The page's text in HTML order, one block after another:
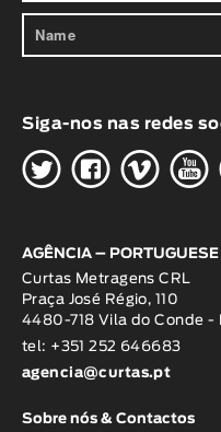
Siga-nos nas redes
HGWO
AGÊNCIA –
Curtas Metragens CRL
Praça José Régio, 110
4480-718 Vila do Conde -
tel: +351 252 646683
agencia@curtas.pt
Sobre nós & Contactos